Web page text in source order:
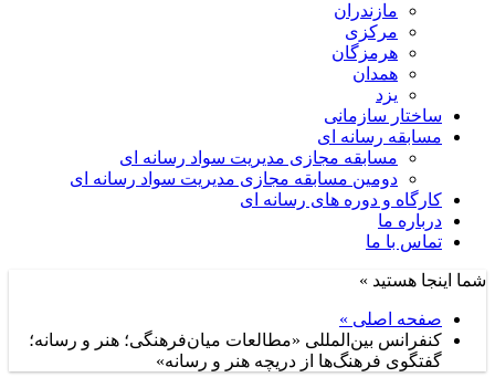
مازندران
مرکزی
هرمزگان
همدان
یزد
ساختار سازمانی
مسابقه رسانه ای
مسابقه مجازی مدیریت سواد رسانه ای
دومین مسابقه مجازی مدیریت سواد رسانه ای
کارگاه و دوره های رسانه ای
درباره ما
تماس با ما
شما اینجا هستید »
صفحه اصلی »
کنفرانس بین‌المللی «مطالعات میان‌فرهنگی؛ هنر و رسانه؛
گفتگوی فرهنگ‌ها از دریچه هنر و رسانه»